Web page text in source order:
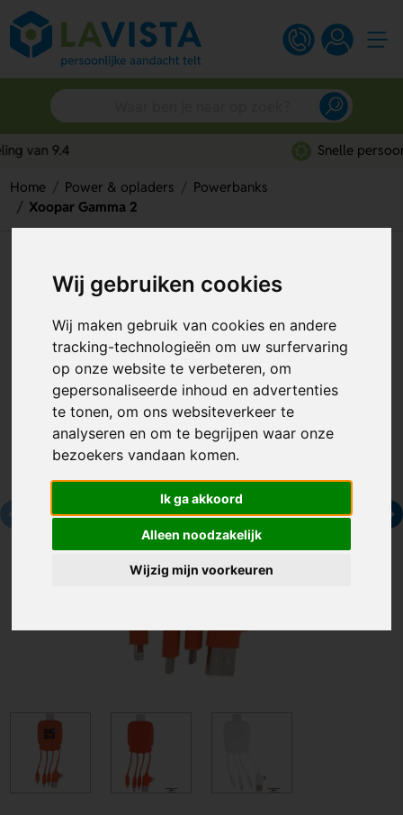
Wij gebruiken cookies
Wij maken gebruik van cookies en andere
tracking-technologieën om uw surfervaring
op onze website te verbeteren, om
gepersonaliseerde inhoud en advertenties
te tonen, om ons websiteverkeer te
analyseren en om te begrijpen waar onze
bezoekers vandaan komen.
Ik ga akkoord
Alleen noodzakelijk
Wijzig mijn voorkeuren
Snelle persoonlijke service
Home Power & opladers
Powerbanks
Xoopar Gamma 2
Xoopar Gamma 2
Artikelnummer: